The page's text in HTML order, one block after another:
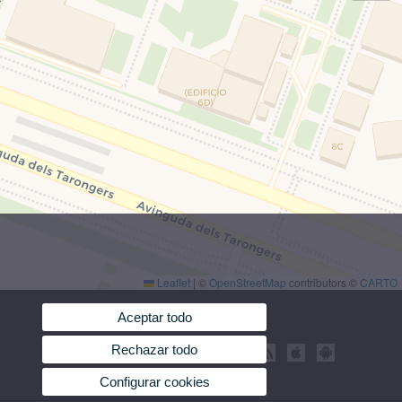
Leaflet | © OpenStreetMap contributors © CARTO
Aceptar todo
Rechazar todo
Configurar cookies